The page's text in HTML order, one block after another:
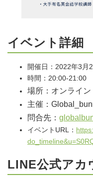
イベント詳細
開催日：2022年3月
時間：20:00-21:00
場所：オンライン
主催：
問合先：
イベントURL：
LINE公式アカ